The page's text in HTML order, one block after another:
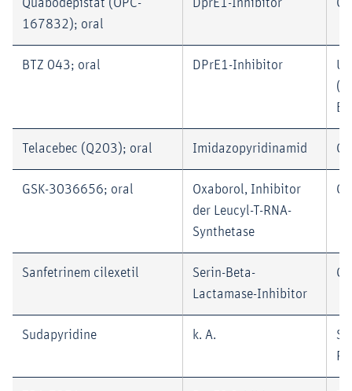
Quabodepistat (OPC-
167832); oral
DprE1-Inhibitor
BTZ 043; oral DPrE1-Inhibitor
Telacebec (Q203); oral Imidazopyridinamid
GSK-3036656; oral
Oxaborol, Inhibitor
der Leucyl-T-RNA-
Synthetase
Sanfetrinem cilexetil
Serin-Beta-
Lactamase-Inhibitor
Sudapyridine k. A.